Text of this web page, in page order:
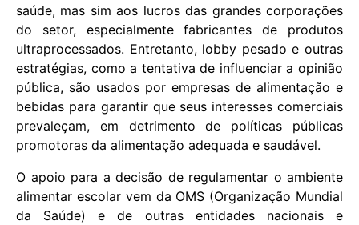
saúde, mas sim aos lucros das grandes corporações
do setor, especialmente fabricantes de produtos
ultraprocessados. Entretanto, lobby pesado e outras
estratégias, como a tentativa de influenciar a opinião
pública, são usados por empresas de alimentação e
bebidas para garantir que seus interesses comerciais
prevaleçam, em detrimento de políticas públicas
promotoras da alimentação adequada e saudável.
O apoio para a decisão de regulamentar o ambiente
alimentar escolar vem da OMS (Organização Mundial
da Saúde) e de outras entidades nacionais e